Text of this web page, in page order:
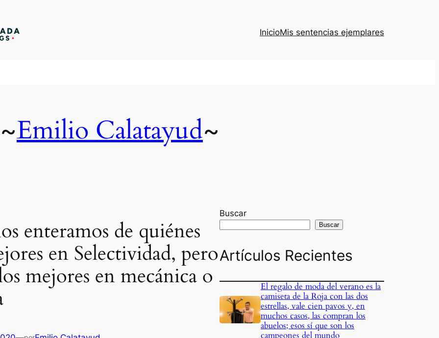
InicioMis sentencias ejemplares
~Emilio Calatayud~
enteramos de quiénes
en Selectividad, pero
mejores en mecánica o
Buscar
Buscar
Artículos Recientes
El regalo de moda del verano es la
camiseta de la Roja con las dos
estrellas, vale cien pavos y, en
muchos casos, las compran los
abuelos; esos sí que son los
campeones del mundo